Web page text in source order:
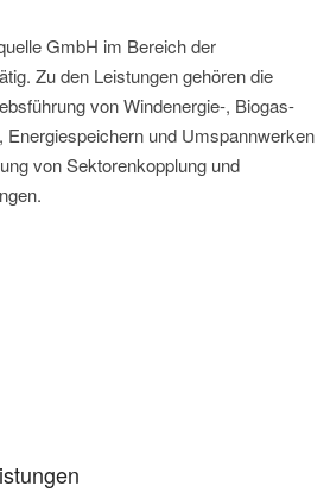
GmbH im Bereich der
Zu den Leistungen gehören die
von Windenergie-, Biogas-
Energiespeichern und Umspannwerken
von Sektorenkopplung und